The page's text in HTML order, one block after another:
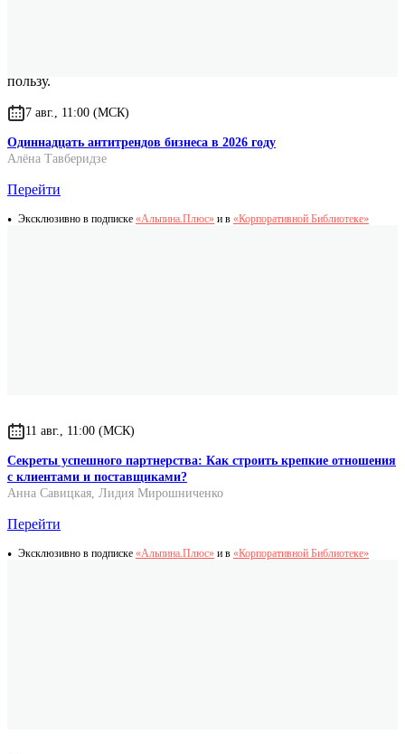
пользу.
7 авг., 11:00 (МСК)
Одиннадцать антитрендов бизнеса в 2026 году
Алёна Тавберидзе
Перейти
Эксклюзивно в подписке «Альпина.Плюс» и в «Корпоративной Библиотеке»
11 авг., 11:00 (МСК)
Секреты успешного партнерства: Как строить крепкие отношения
с клиентами и поставщиками?
Анна Савицкая, Лидия Мирошниченко
Перейти
Эксклюзивно в подписке «Альпина.Плюс» и в «Корпоративной Библиотеке»